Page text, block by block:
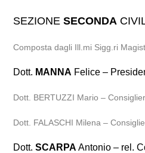
SEZIONESECONDA
Composta dagli Ill.mi Sigg.ri
Dott. MANNA Felice –
Dott. BERTUZZI Mario –
Dott. FALASCHI Milena –
Dott.SCARPA Antonio – rel.